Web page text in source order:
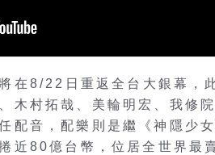
在8/22日重返全台大銀幕，
木村拓哉、美輪明宏、我修
配音，配樂則是繼《神隱少
近80億台幣，位居全世界最